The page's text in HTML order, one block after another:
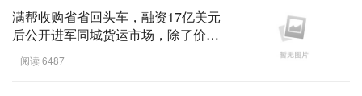
满帮收购省省回头车，融资17亿美元
后公开进军同城货运市场，除了价格
战还能带来什么改 ...
阅读 6487